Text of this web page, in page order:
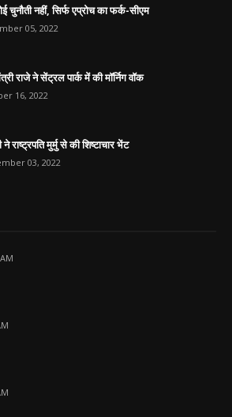
चुनौती नहीं, सिर्फ एप्रोच का फर्क-सीएम
05, 2022
राजे ने सेंट्रल पार्क में की मॉर्निग वॉक
16, 2022
राष्ट्रपति मुर्मु से की शिष्टाचार भेंट
03, 2022